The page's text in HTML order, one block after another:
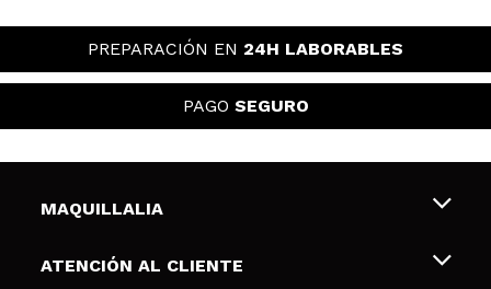
PREPARACIÓN EN 24H LABORABLES
PAGO SEGURO
MAQUILLALIA
Sobre nosotros
ATENCIÓN AL CLIENTE